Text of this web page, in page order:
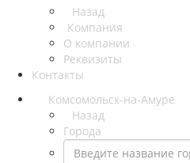
Назад
Компания
О компании
Реквизиты
Контакты
Комсомольск-на-Амуре
Назад
Города